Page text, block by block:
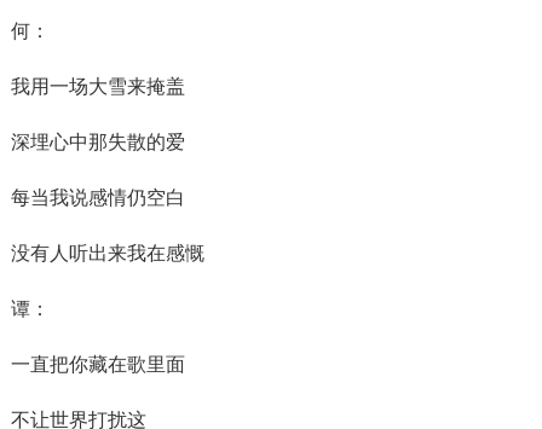
何：
我用一场大雪来掩盖
深埋心中那失散的爱
每当我说感情仍空白
没有人听出来我在感慨
谭：
一直把你藏在歌里面
不让世界打扰这